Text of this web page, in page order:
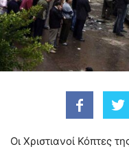
Οι Χριστιανοί Κόπτες